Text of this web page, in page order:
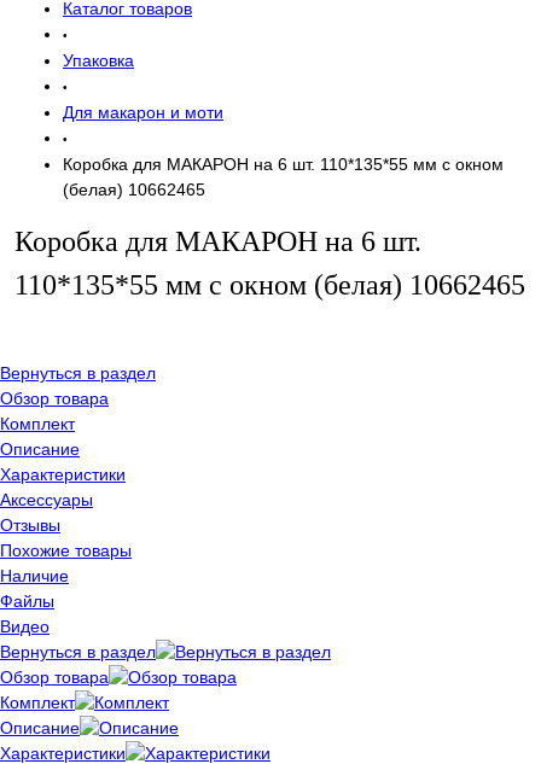
Каталог товаров
•
Упаковка
•
Для макарон и моти
•
Коробка для МАКАРОН на 6 шт. 110*135*55 мм с окном
(белая) 10662465
Коробка для МАКАРОН на 6 шт.
110*135*55 мм с окном (белая) 10662465
Вернуться в раздел
Обзор товара
Комплект
Описание
Характеристики
Аксессуары
Отзывы
Похожие товары
Наличие
Файлы
Видео
Вернуться в раздел
Обзор товара
Комплект
Описание
Характеристики